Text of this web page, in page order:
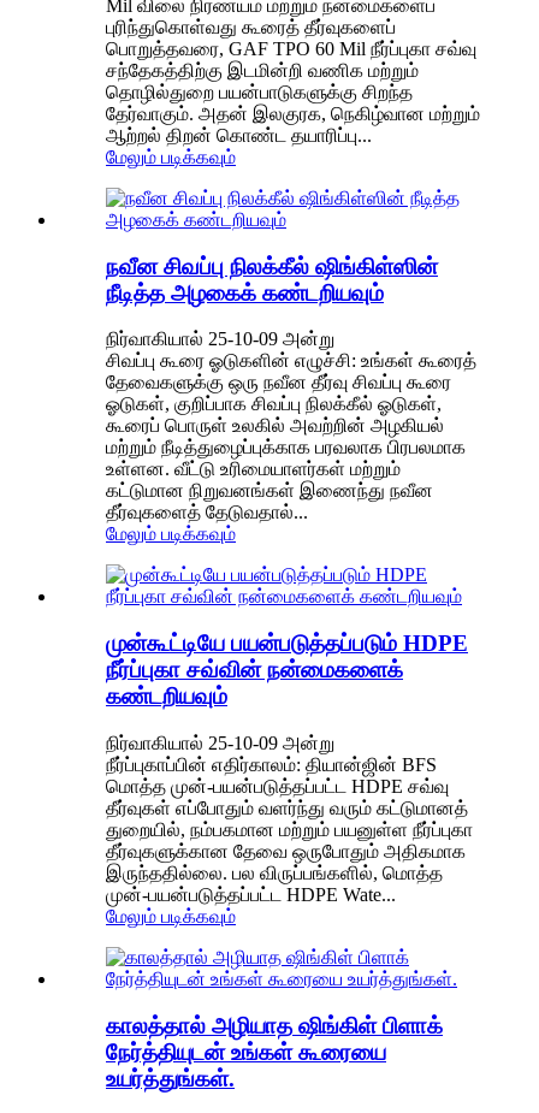
Mil விலை நிர்ணயம் மற்றும் நன்மைகளைப்
புரிந்துகொள்வது கூரைத் தீர்வுகளைப்
பொறுத்தவரை, GAF TPO 60 Mil நீர்ப்புகா சவ்வு
சந்தேகத்திற்கு இடமின்றி வணிக மற்றும்
தொழில்துறை பயன்பாடுகளுக்கு சிறந்த
தேர்வாகும். அதன் இலகுரக, நெகிழ்வான மற்றும்
ஆற்றல் திறன் கொண்ட தயாரிப்பு...
மேலும் படிக்கவும்
நவீன சிவப்பு நிலக்கீல் ஷிங்கிள்ஸின்
நீடித்த அழகைக் கண்டறியவும்
நிர்வாகியால் 25-10-09 அன்று
சிவப்பு கூரை ஓடுகளின் எழுச்சி: உங்கள் கூரைத்
தேவைகளுக்கு ஒரு நவீன தீர்வு சிவப்பு கூரை
ஓடுகள், குறிப்பாக சிவப்பு நிலக்கீல் ஓடுகள்,
கூரைப் பொருள் உலகில் அவற்றின் அழகியல்
மற்றும் நீடித்துழைப்புக்காக பரவலாக பிரபலமாக
உள்ளன. வீட்டு உரிமையாளர்கள் மற்றும்
கட்டுமான நிறுவனங்கள் இணைந்து நவீன
தீர்வுகளைத் தேடுவதால்...
மேலும் படிக்கவும்
முன்கூட்டியே பயன்படுத்தப்படும் HDPE
நீர்ப்புகா சவ்வின் நன்மைகளைக்
கண்டறியவும்
நிர்வாகியால் 25-10-09 அன்று
நீர்ப்புகாப்பின் எதிர்காலம்: தியான்ஜின் BFS
மொத்த முன்-பயன்படுத்தப்பட்ட HDPE சவ்வு
தீர்வுகள் எப்போதும் வளர்ந்து வரும் கட்டுமானத்
துறையில், நம்பகமான மற்றும் பயனுள்ள நீர்ப்புகா
தீர்வுகளுக்கான தேவை ஒருபோதும் அதிகமாக
இருந்ததில்லை. பல விருப்பங்களில், மொத்த
முன்-பயன்படுத்தப்பட்ட HDPE Wate...
மேலும் படிக்கவும்
காலத்தால் அழியாத ஷிங்கிள் பிளாக்
நேர்த்தியுடன் உங்கள் கூரையை
உயர்த்துங்கள்.